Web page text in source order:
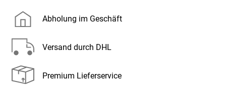
Abholung im Geschäft
Versand durch DHL
Premium Lieferservice